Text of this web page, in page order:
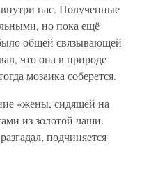
нас. Полученные
но пока ещё
общей связывающей
что она в природе
мозаика соберется.
«жены, сидящей на
из золотой чаши.
подчиняется